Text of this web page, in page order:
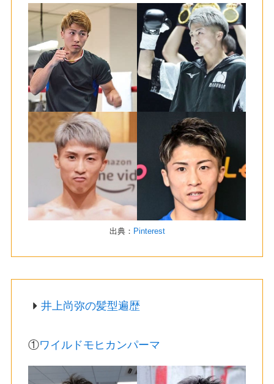
出典： Pinterest
井上尚弥の髪型遍歴
①ワイルドモヒカンパーマ